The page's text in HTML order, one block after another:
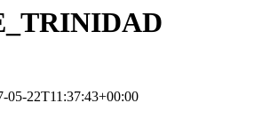
05-22T11:37:43+00:00